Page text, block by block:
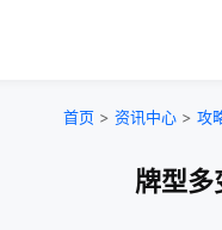
首页 > 资讯中心 > 攻
牌型多